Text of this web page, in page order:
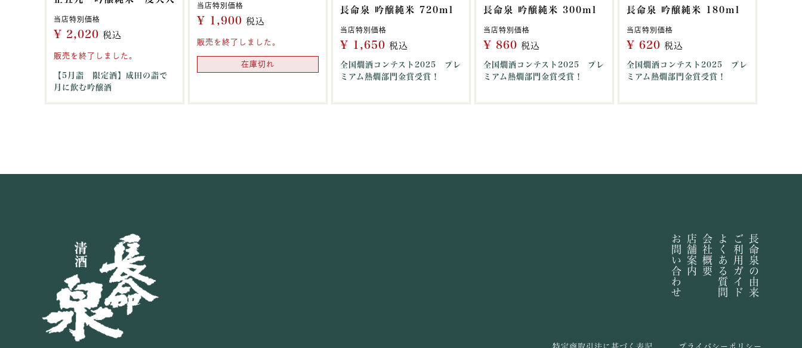
当店特別価格
¥ 2,020 税込
販売を終了しました。
【5月詣 限定酒】成田の詣で
月に飲む吟醸酒
当店特別価格
¥ 1,900 税込
販売を終了しました。
在庫切れ
長命泉 吟醸純米 720ml
当店特別価格
¥ 1,650 税込
全国燗酒コンテスト2025 プレ
ミアム熱燗部門金賞受賞！
長命泉 吟醸純米 300ml
当店特別価格
¥ 860 税込
全国燗酒コンテスト2025 プレ
ミアム熱燗部門金賞受賞！
長命泉 吟醸純米 180ml
当店特別価格
¥ 620 税込
全国燗酒コンテスト2025 プレ
ミアム熱燗部門金賞受賞！
長命泉の由来
ご利用ガイド
よくある質問
会社概要
店舗案内
お問い合わせ